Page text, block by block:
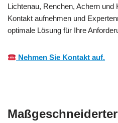
Lichtenau, Renchen, Achern und
Kontakt aufnehmen und
optimale Lösung für Ihre
Nehmen Sie Kontakt auf.